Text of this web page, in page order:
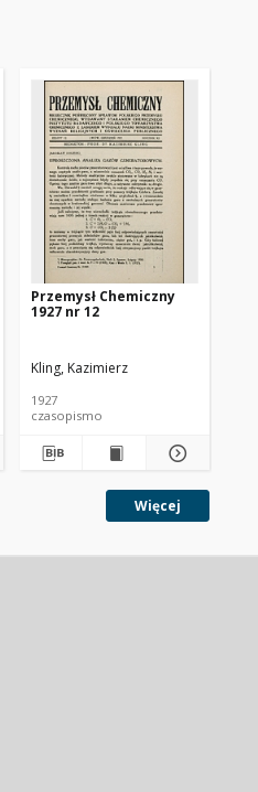
1966).
Przemysł Chemiczny
1927 nr 12
Kling, Kazimierz
1927
czasopismo
Więcej